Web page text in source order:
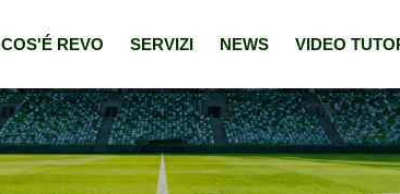
COS'É REVO SERVIZI NEWS VIDEO